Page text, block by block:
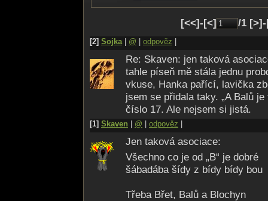
[<<]-[<] /1
[2] Sojka| @ odpověz
Re: Skaven: jen taková
tahle píseň mě stála jednu
vkuse, Hanka pařící, lavička
jsem se přidala taky. „A Balů
číslo 17. Ale nejsem si jistá.
[1] Skaven @ odpověz
Jen taková asociace:
Všechno co je od „B“ je dobré
šábadába šídy z bídy bídy bou
Třeba Břet, Balů a Blochyn